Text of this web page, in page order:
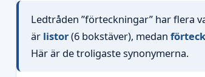
Ledtråden ”förteckningar” har flera
är listor(6 bokstäver), medan
Här är de troligaste synonymerna.